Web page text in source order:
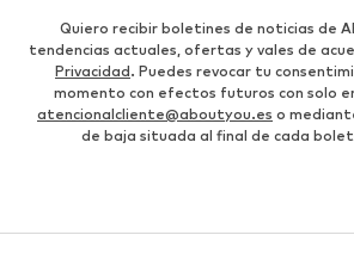
Quiero recibir boletines de noticias de
tendencias actuales, ofertas y vales de
Privacidad. Puedes revocar tu
momento con efectos futuros con solo
atencionalcliente@aboutyou.es o
de baja situada al final de cada